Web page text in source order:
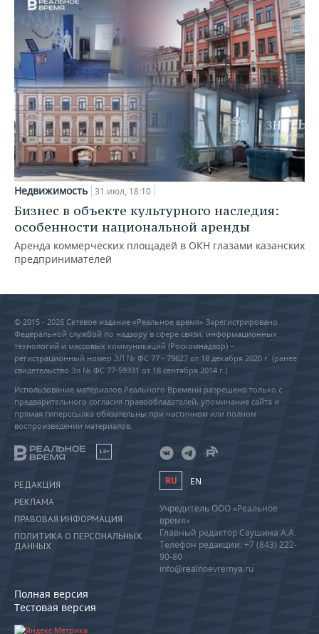
Недвижимость 31 июл, 18:10
Бизнес в объекте культурного наследия:
особенности национальной аренды
Аренда коммерческих площадей в ОКН глазами казанских
предпринимателей
© 2015 - 2026 Сетевое издание «Реальное время» Зарегистрировано
Федеральной службой по надзору в сфере связи, информационных
технологий и массовых коммуникаций (Роскомнадзор) –
регистрационный номер ЭЛ № ФС 77 - 79627 от 18 декабря 2020 г. (ранее
свидетельство Эл № ФС 77-59331 от 18 сентября 2014 г.)
Использование материалов Реального Времени разрешено только с
предварительного согласия правообладателей, упоминание сайта и
прямая гиперссылка обязательны при частичном или полном
воспроизведении материалов.
18+
РЕДАКЦИЯ
РЕКЛАМА
ПРАВОВАЯ ИНФОРМАЦИЯ
ПОЛИТИКА О ПЕРСОНАЛЬНЫХ
ДАННЫХ
Полная версия
Тестовая версия
RU EN
Учредитель ООО «Реальное
время»
Главный редактор Саушина А.А.
Телефон редакции: +7 (843) 222-
90-80
info@realnoevremya.ru